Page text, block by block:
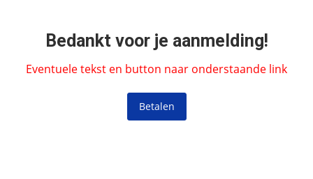
Bedankt voor je aanmelding!
Eventuele tekst en button naar onderstaande link
Betalen